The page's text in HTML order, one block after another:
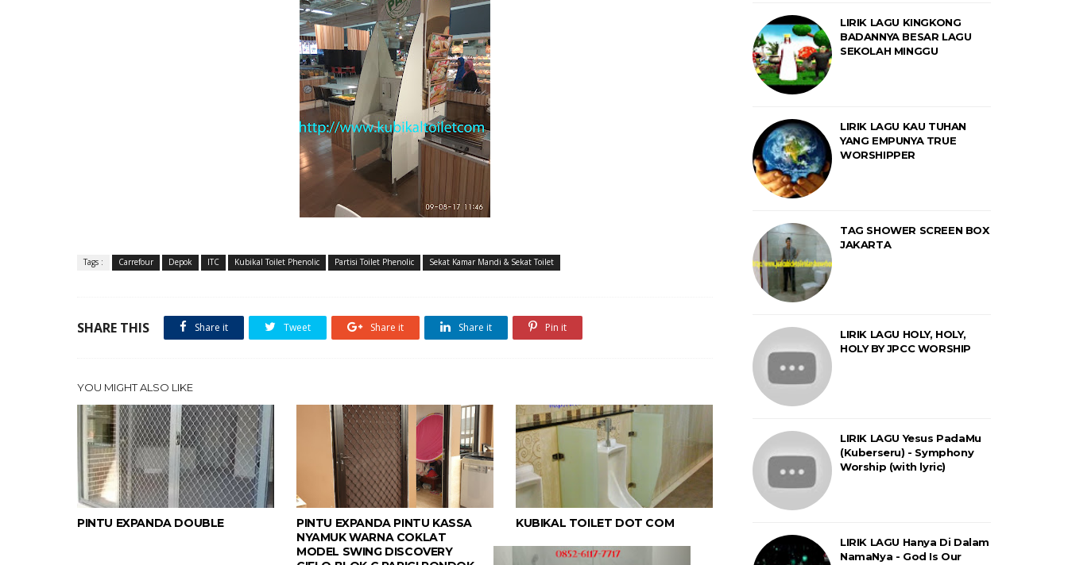
Tags : Carrefour Depok ITC Kubikal Toilet Phenolic Partisi Toilet Phenolic Sekat Kamar Mandi & Sekat Toilet
SHARE THIS Share it Tweet Share it Share it Pin it
YOU MIGHT ALSO LIKE
PINTU EXPANDA DOUBLE
PINTU EXPANDA PINTU KASSA
NYAMUK WARNA COKLAT
MODEL SWING DISCOVERY
KUBIKAL TOILET DOT COM
LIRIK LAGU KINGKONG
BADANNYA BESAR LAGU
SEKOLAH MINGGU
LIRIK LAGU KAU TUHAN
YANG EMPUNYA TRUE
WORSHIPPER
TAG SHOWER SCREEN BOX
JAKARTA
LIRIK LAGU HOLY, HOLY,
HOLY BY JPCC WORSHIP
LIRIK LAGU Yesus PadaMu
(Kuberseru) - Symphony
Worship (with lyric)
LIRIK LAGU Hanya Di Dalam
NamaNya - God Is Our